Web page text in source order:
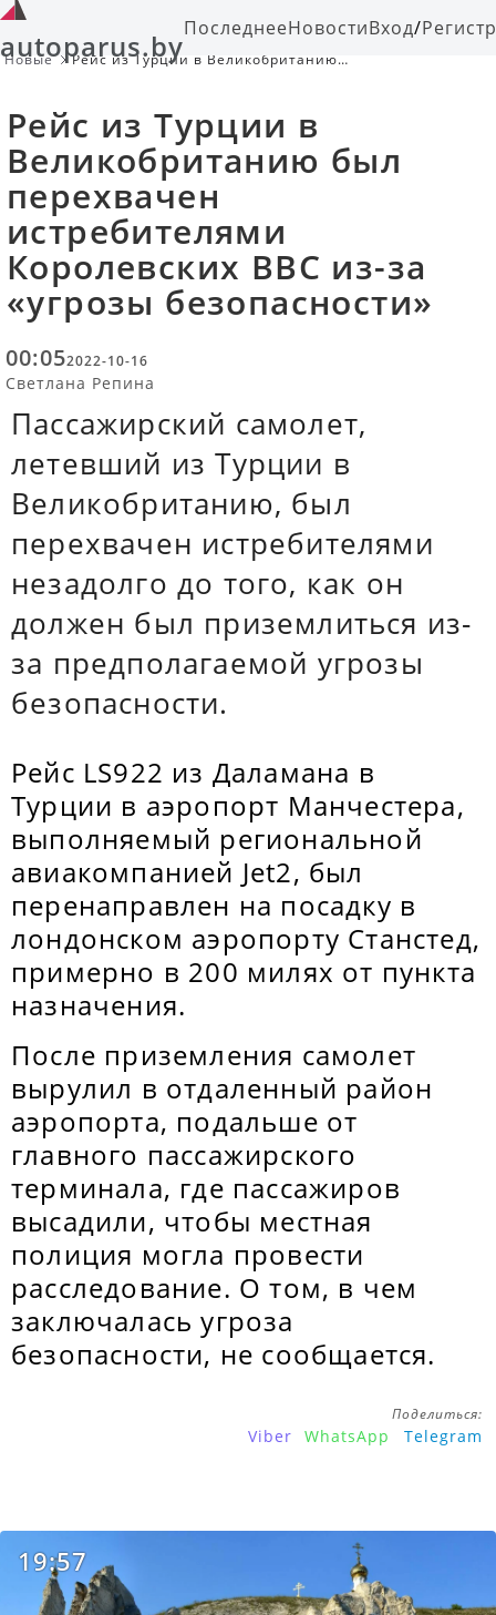
autoparus.byПоследнееНовостиВход/
Новые
Рейс из Турции в Великобританию
безопасности»
Рейс из Турции в
Великобританию был
перехвачен
истребителями
Королевских ВВС из-за
«угрозы безопасности»
00:052022-10-16
Светлана Репина
Пассажирский самолет,
летевший из Турции в
Великобританию, был
перехвачен истребителями
незадолго до того, как он
должен был приземлиться из-
за предполагаемой угрозы
безопасности.
Рейс LS922 из Даламана в
Турции в аэропорт Манчестера,
выполняемый региональной
авиакомпанией Jet2, был
перенаправлен на посадку в
лондонском аэропорту Станстед,
примерно в 200 милях от пункта
назначения.
После приземления самолет
вырулил в отдаленный район
аэропорта, подальше от
главного пассажирского
терминала, где пассажиров
высадили, чтобы местная
полиция могла провести
расследование. О том, в чем
заключалась угроза
безопасности, не сообщается.
Поделиться:
Viber WhatsApp Telegram
19:57